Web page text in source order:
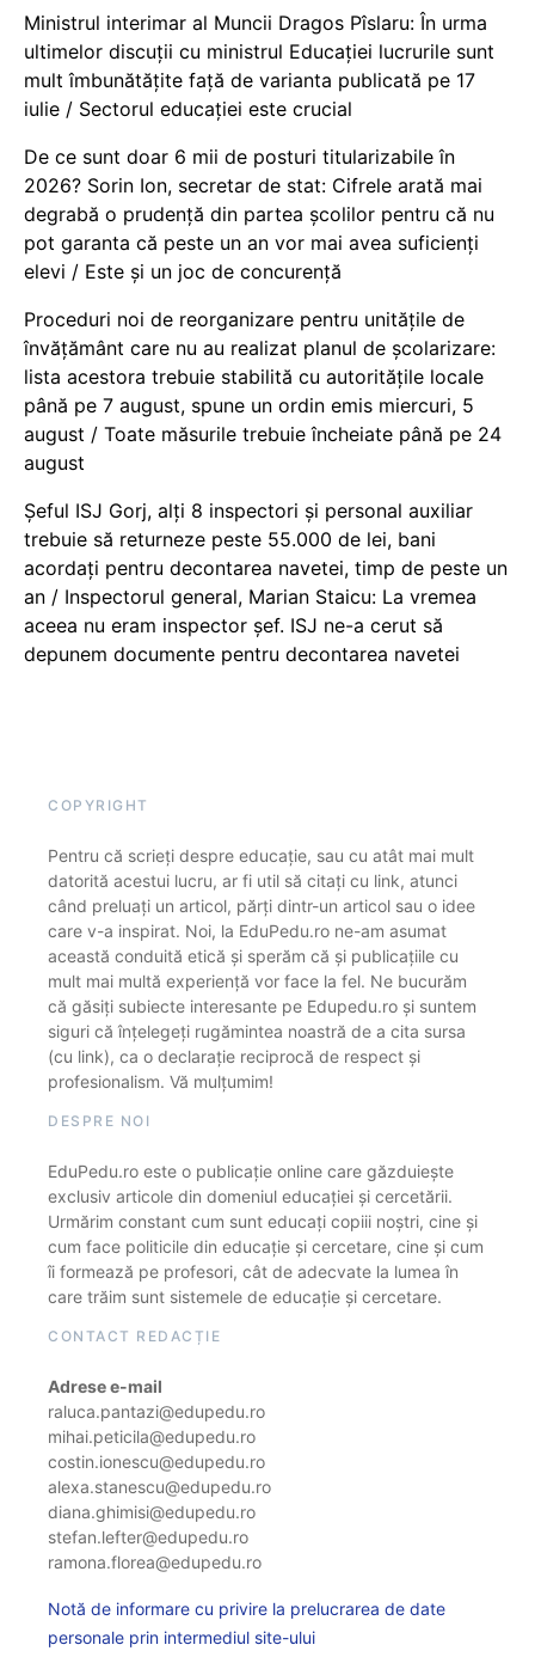
Ministrul interimar al Muncii Dragos Pîslaru: În urma
ultimelor discuții cu ministrul Educației lucrurile sunt
mult îmbunătățite față de varianta publicată pe 17
iulie / Sectorul educației este crucial
De ce sunt doar 6 mii de posturi titularizabile în
2026? Sorin Ion, secretar de stat: Cifrele arată mai
degrabă o prudență din partea școlilor pentru că nu
pot garanta că peste un an vor mai avea suficienți
elevi / Este și un joc de concurență
Proceduri noi de reorganizare pentru unitățile de
învățământ care nu au realizat planul de școlarizare:
lista acestora trebuie stabilită cu autoritățile locale
până pe 7 august, spune un ordin emis miercuri, 5
august / Toate măsurile trebuie încheiate până pe 24
august
Șeful ISJ Gorj, alți 8 inspectori și personal auxiliar
trebuie să returneze peste 55.000 de lei, bani
acordați pentru decontarea navetei, timp de peste un
an / Inspectorul general, Marian Staicu: La vremea
aceea nu eram inspector șef. ISJ ne-a cerut să
depunem documente pentru decontarea navetei
COPYRIGHT
Pentru că scrieți despre educație, sau cu atât mai mult
datorită acestui lucru, ar fi util să citați cu link, atunci
când preluați un articol, părți dintr-un articol sau o idee
care v-a inspirat. Noi, la EduPedu.ro ne-am asumat
această conduită etică și sperăm că și publicațiile cu
mult mai multă experiență vor face la fel. Ne bucurăm
că găsiți subiecte interesante pe Edupedu.ro și suntem
siguri că înțelegeți rugămintea noastră de a cita sursa
(cu link), ca o declarație reciprocă de respect și
profesionalism. Vă mulțumim!
DESPRE NOI
EduPedu.ro este o publicație online care găzduiește
exclusiv articole din domeniul educației și cercetării.
Urmărim constant cum sunt educați copiii noștri, cine și
cum face politicile din educație și cercetare, cine și cum
îi formează pe profesori, cât de adecvate la lumea în
care trăim sunt sistemele de educație și cercetare.
CONTACT REDACȚIE
Adrese e-mail
raluca.pantazi@edupedu.ro
mihai.peticila@edupedu.ro
costin.ionescu@edupedu.ro
alexa.stanescu@edupedu.ro
diana.ghimisi@edupedu.ro
stefan.lefter@edupedu.ro
ramona.florea@edupedu.ro
Notă de informare cu privire la prelucrarea de date
personale prin intermediul site-ului